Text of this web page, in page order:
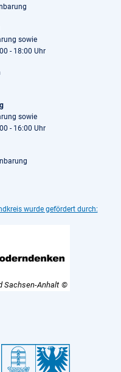
sowie
- 18:00 Uhr
sowie
- 16:00 Uhr
wurde gefördert durch:
Sachsen-Anhalt